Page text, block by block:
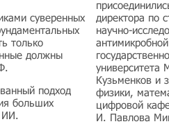
суверенных
только
должны
подход
больших
ИИ.
директора по
научно-
университета
Кузьменков и
физики,
цифровой
И. Павлова